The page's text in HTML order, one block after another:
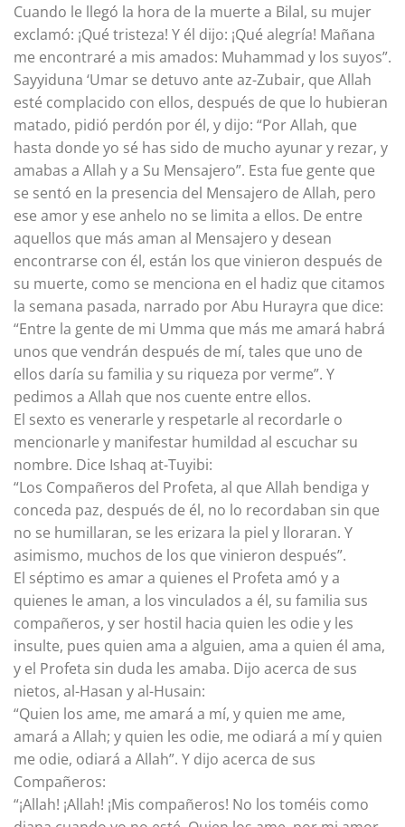
Cuando le llegó la hora de la muerte a Bilal, su mujer
exclamó: ¡Qué tristeza! Y él dijo: ¡Qué alegría! Mañana
me encontraré a mis amados: Muhammad y los suyos”.
Sayyiduna ‘Umar se detuvo ante az-Zubair, que Allah
esté complacido con ellos, después de que lo hubieran
matado, pidió perdón por él, y dijo: “Por Allah, que
hasta donde yo sé has sido de mucho ayunar y rezar, y
amabas a Allah y a Su Mensajero”. Esta fue gente que
se sentó en la presencia del Mensajero de Allah, pero
ese amor y ese anhelo no se limita a ellos. De entre
aquellos que más aman al Mensajero y desean
encontrarse con él, están los que vinieron después de
su muerte, como se menciona en el hadiz que citamos
la semana pasada, narrado por Abu Hurayra que dice:
“Entre la gente de mi Umma que más me amará habrá
unos que vendrán después de mí, tales que uno de
ellos daría su familia y su riqueza por verme”. Y
pedimos a Allah que nos cuente entre ellos.
El sexto es venerarle y respetarle al recordarle o
mencionarle y manifestar humildad al escuchar su
nombre. Dice Ishaq at-Tuyibi:
“Los Compañeros del Profeta, al que Allah bendiga y
conceda paz, después de él, no lo recordaban sin que
no se humillaran, se les erizara la piel y lloraran. Y
asimismo, muchos de los que vinieron después”.
El séptimo es amar a quienes el Profeta amó y a
quienes le aman, a los vinculados a él, su familia sus
compañeros, y ser hostil hacia quien les odie y les
insulte, pues quien ama a alguien, ama a quien él ama,
y el Profeta sin duda les amaba. Dijo acerca de sus
nietos, al-Hasan y al-Husain:
“Quien los ame, me amará a mí, y quien me ame,
amará a Allah; y quien les odie, me odiará a mí y quien
me odie, odiará a Allah”. Y dijo acerca de sus
Compañeros:
“¡Allah! ¡Allah! ¡Mis compañeros! No los toméis como